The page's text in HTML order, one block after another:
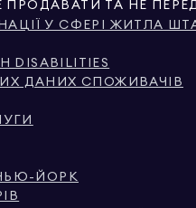
У СФЕРІ ЖИТЛА
DISABILITIES
ДАНИХ СПОЖИВАЧІВ
ЙОРК